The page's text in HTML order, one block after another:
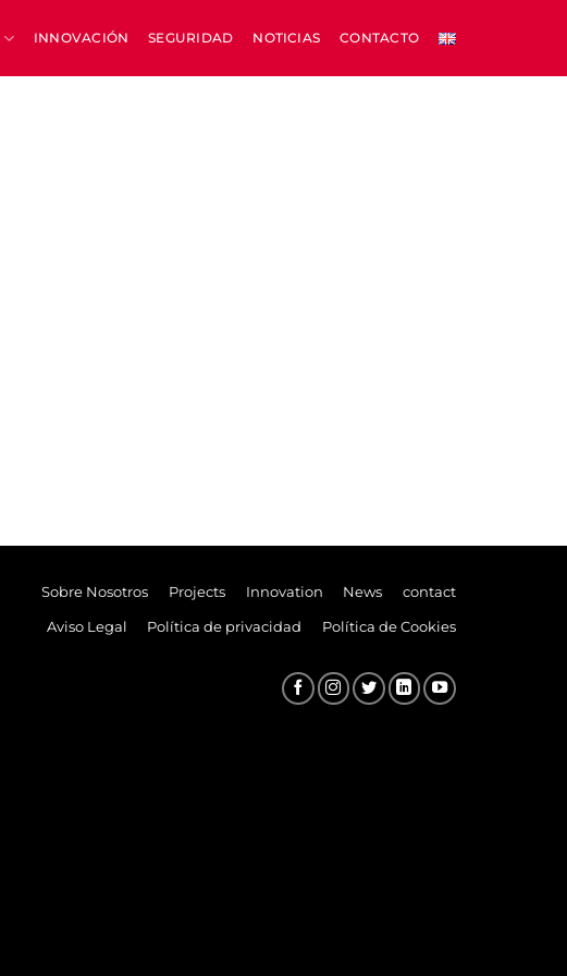
INNOVACIÓN SEGURIDAD NOTICIAS CONTACTO
contact
News
Innovation
Projects
Sobre Nosotros
Política de Cookies
Política de privacidad
Aviso Legal